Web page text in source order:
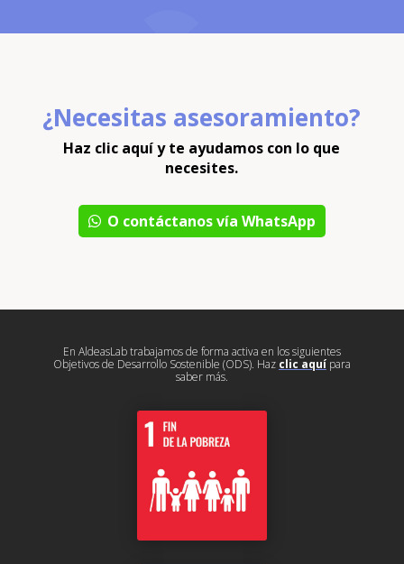
¿Necesitas asesoramiento?
Haz clic aquí y te ayudamos con lo que
necesites.
O contáctanos vía WhatsApp
En AldeasLab trabajamos de forma activa en los siguientes
Objetivos de Desarrollo Sostenible (ODS). Haz clic aquípara
saber más.